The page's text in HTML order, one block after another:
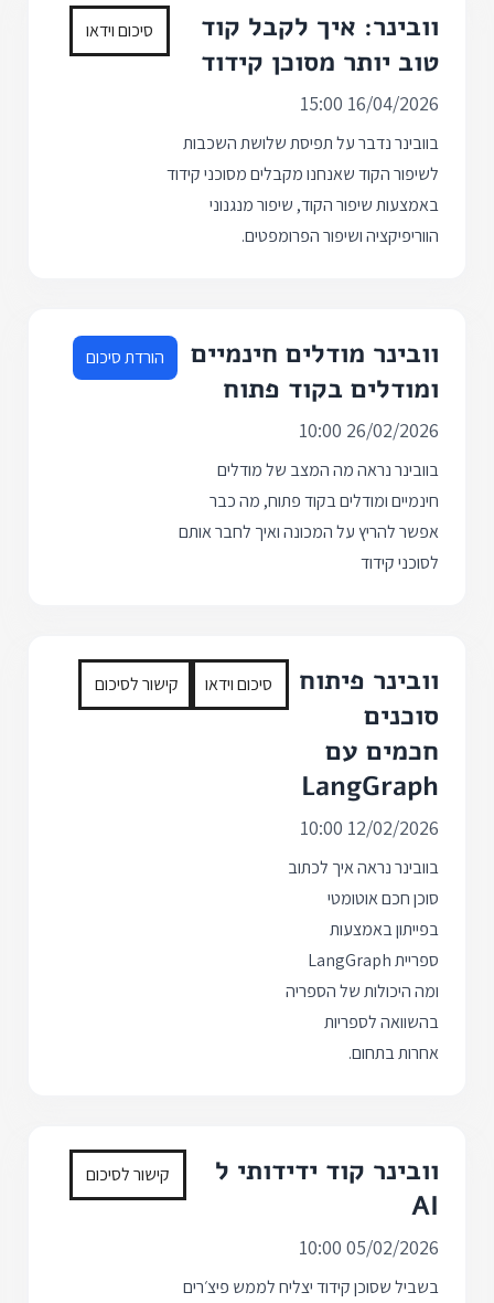
וובינר: איך לקבל קוד
טוב יותר מסוכן קידוד
16/04/2026 15:00
בוובינר נדבר על תפיסת שלושת השכבות
לשיפור הקוד שאנחנו מקבלים מסוכני קידוד
באמצעות שיפור הקוד, שיפור מנגנוני
הווריפיקציה ושיפור הפרומפטים.
סיכום וידאו
וובינר מודלים חינמיים
ומודלים בקוד פתוח
26/02/2026 10:00
בוובינר נראה מה המצב של מודלים
חינמיים ומודלים בקוד פתוח, מה כבר
אפשר להריץ על המכונה ואיך לחבר אותם
לסוכני קידוד
הורדת סיכום
וובינר פיתוח
סוכנים
חכמים עם
LangGraph
12/02/2026 10:00
בוובינר נראה איך לכתוב
סוכן חכם אוטומטי
בפייתון באמצעות
ספריית LangGraph
ומה היכולות של הספריה
בהשוואה לספריות
אחרות בתחום.
סיכום וידאו קישור לסיכום
וובינר קוד ידידותי ל
AI
05/02/2026 10:00
בשביל שסוכן קידוד יצליח לממש פיצ׳רים
קישור לסיכום